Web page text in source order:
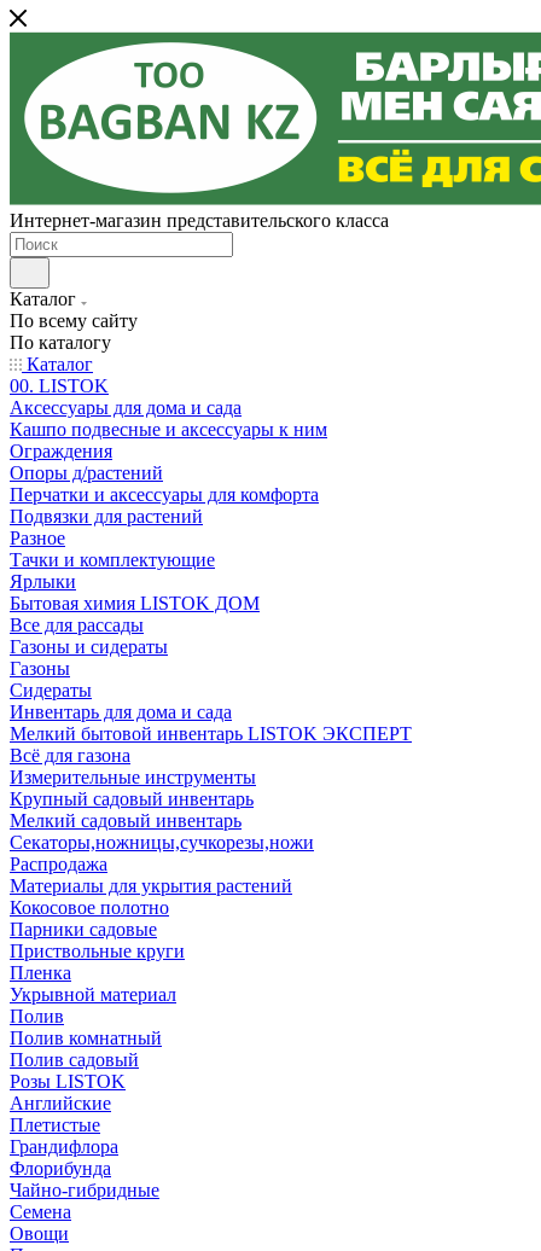
Интернет-магазин представительского класса
Каталог
По всему сайту
По каталогу
Каталог
00. LISTOK
Аксессуары для дома и сада
Кашпо подвесные и аксессуары к ним
Ограждения
Опоры д/растений
Перчатки и аксессуары для комфорта
Подвязки для растений
Разное
Тачки и комплектующие
Ярлыки
Бытовая химия LISTOK ДОМ
Все для рассады
Газоны и сидераты
Газоны
Сидераты
Инвентарь для дома и сада
Мелкий бытовой инвентарь LISTOK ЭКСПЕРТ
Всё для газона
Измерительные инструменты
Крупный садовый инвентарь
Мелкий садовый инвентарь
Секаторы,ножницы,сучкорезы,ножи
Распродажа
Материалы для укрытия растений
Кокосовое полотно
Парники садовые
Приствольные круги
Пленка
Укрывной материал
Полив
Полив комнатный
Полив садовый
Розы LISTOK
Английские
Плетистые
Грандифлора
Флорибунда
Чайно-гибридные
Семена
Овощи